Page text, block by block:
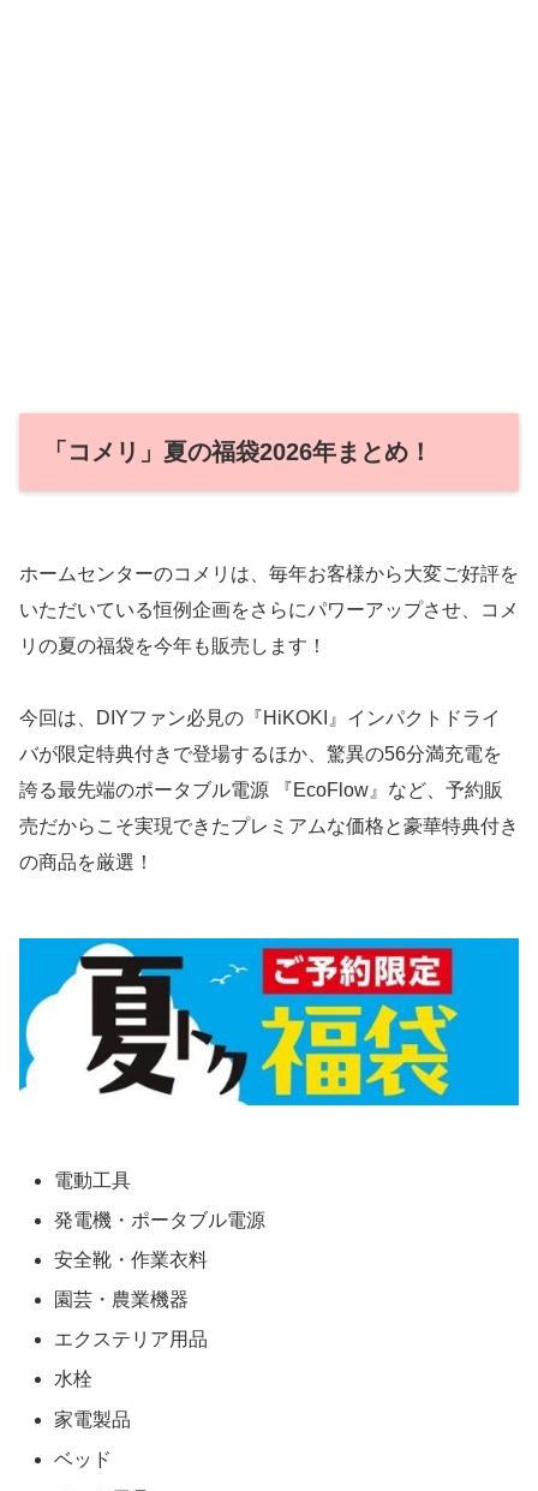
「コメリ」夏の福袋2026年まとめ！
ホームセンターのコメリは、毎年お客様から大変ご好評を
いただいている恒例企画をさらにパワーアップさせ、コメ
リの夏の福袋を今年も販売します！
今回は、DIYファン必見の『HiKOKI』インパクトドライ
バが限定特典付きで登場するほか、驚異の56分満充電を
誇る最先端のポータブル電源 『EcoFlow』など、予約販
売だからこそ実現できたプレミアムな価格と豪華特典付き
の商品を厳選！
電動工具
発電機・ポータブル電源
安全靴・作業衣料
園芸・農業機器
エクステリア用品
水栓
家電製品
ベッド